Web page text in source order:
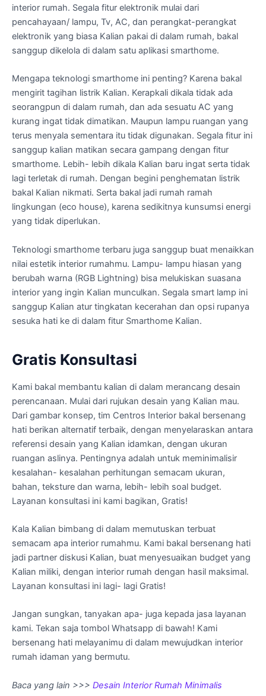
interior rumah. Segala fitur elektronik mulai dari
pencahayaan/ lampu, Tv, AC, dan perangkat-perangkat
elektronik yang biasa Kalian pakai di dalam rumah, bakal
sanggup dikelola di dalam satu aplikasi smarthome.
Mengapa teknologi smarthome ini penting? Karena bakal
mengirit tagihan listrik Kalian. Kerapkali dikala tidak ada
seorangpun di dalam rumah, dan ada sesuatu AC yang
kurang ingat tidak dimatikan. Maupun lampu ruangan yang
terus menyala sementara itu tidak digunakan. Segala fitur ini
sanggup kalian matikan secara gampang dengan fitur
smarthome. Lebih- lebih dikala Kalian baru ingat serta tidak
lagi terletak di rumah. Dengan begini penghematan listrik
bakal Kalian nikmati. Serta bakal jadi rumah ramah
lingkungan (eco house), karena sedikitnya kunsumsi energi
yang tidak diperlukan.
Teknologi smarthome terbaru juga sanggup buat menaikkan
nilai estetik interior rumahmu. Lampu- lampu hiasan yang
berubah warna (RGB Lightning) bisa melukiskan suasana
interior yang ingin Kalian munculkan. Segala smart lamp ini
sanggup Kalian atur tingkatan kecerahan dan opsi rupanya
sesuka hati ke di dalam fitur Smarthome Kalian.
Gratis Konsultasi
Kami bakal membantu kalian di dalam merancang desain
perencanaan. Mulai dari rujukan desain yang Kalian mau.
Dari gambar konsep, tim Centros Interior bakal bersenang
hati berikan alternatif terbaik, dengan menyelaraskan antara
referensi desain yang Kalian idamkan, dengan ukuran
ruangan aslinya. Pentingnya adalah untuk meminimalisir
kesalahan- kesalahan perhitungan semacam ukuran,
bahan, teksture dan warna, lebih- lebih soal budget.
Layanan konsultasi ini kami bagikan, Gratis!
Kala Kalian bimbang di dalam memutuskan terbuat
semacam apa interior rumahmu. Kami bakal bersenang hati
jadi partner diskusi Kalian, buat menyesuaikan budget yang
Kalian miliki, dengan interior rumah dengan hasil maksimal.
Layanan konsultasi ini lagi- lagi Gratis!
Jangan sungkan, tanyakan apa- juga kepada jasa layanan
kami. Tekan saja tombol Whatsapp di bawah! Kami
bersenang hati melayanimu di dalam mewujudkan interior
rumah idaman yang bermutu.
Baca yang lain >>> Desain Interior Rumah Minimalis